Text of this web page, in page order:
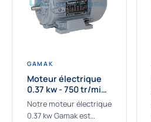
GAMAK
Moteur électrique
0.37 kw - 750 tr/min -
230/400V - IE3
Notre moteur électrique
0.37 kw Gamak est